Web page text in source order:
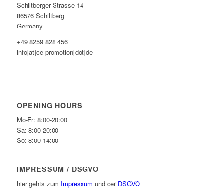
Schiltberger Strasse 14
86576 Schiltberg
Germany
+49 8259 828 456
info[at]ce-promotion[dot]de
OPENING HOURS
Mo-Fr: 8:00-20:00
Sa: 8:00-20:00
So: 8:00-14:00
IMPRESSUM / DSGVO
hier gehts zum Impressum und der DSGVO